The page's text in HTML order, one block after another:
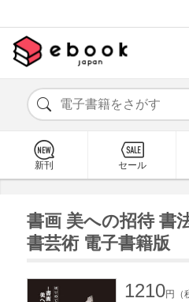
新刊 セール
書画 美への招待 書
書芸術 電子書籍版
1210円（